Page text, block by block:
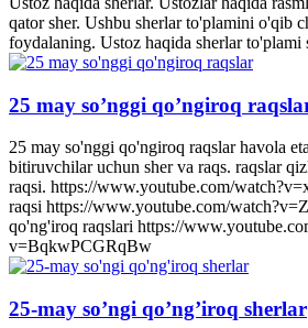
qator sher. Ushbu sherlar to'plamini o'qib
foydalaning. Ustoz haqida sherlar to'plami
25 may so’nggi qo’ngiroq
25 may so'nggi qo'ngiroq raqslar havola
bitiruvchilar uchun sher va raqs. raqslar
raqsi. https://www.youtube.com/
raqsi https://www.youtube.com/
qo'ng'iroq raqslari https://
v=BqkwPCGRqBw
25-may so’ngi qo’ng’iroq sherlar